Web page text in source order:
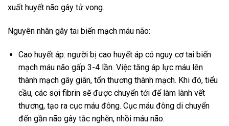
xuất huyết não gây tử vong.
Nguyên nhân gây tai biến mạch máu não:
Cao huyết áp: người bị cao huyết áp có nguy cơ tai biến
mạch máu não gấp 3-4 lần. Việc tăng áp lực máu lên
thành mạch gây giãn, tổn thương thành mạch. Khi đó, tiểu
cầu, các sợi fibrin sẽ được chuyển tới để làm lành vết
thương, tạo ra cục máu đông. Cục máu đông di chuyển
đến gần não gây tắc nghẽn, nhồi máu não.